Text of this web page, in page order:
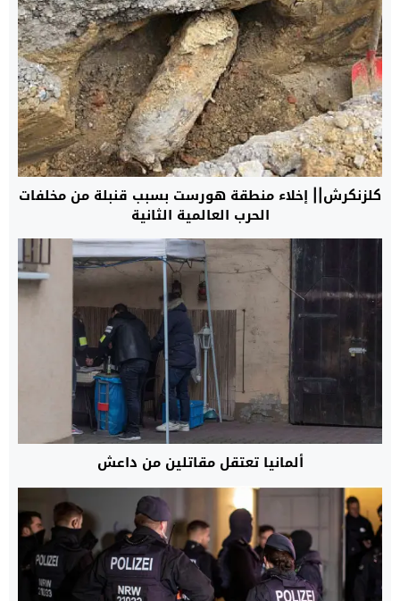
كلزنكرش|| إخلاء منطقة هورست بسبب قنبلة من مخلفات
الحرب العالمية الثانية
ألمانيا تعتقل مقاتلين من داعش